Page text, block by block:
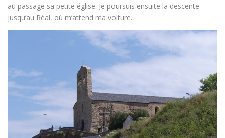
au passage sa petite église. Je poursuis ensuite la descente
jusqu’au Réal, où m’attend ma voiture.